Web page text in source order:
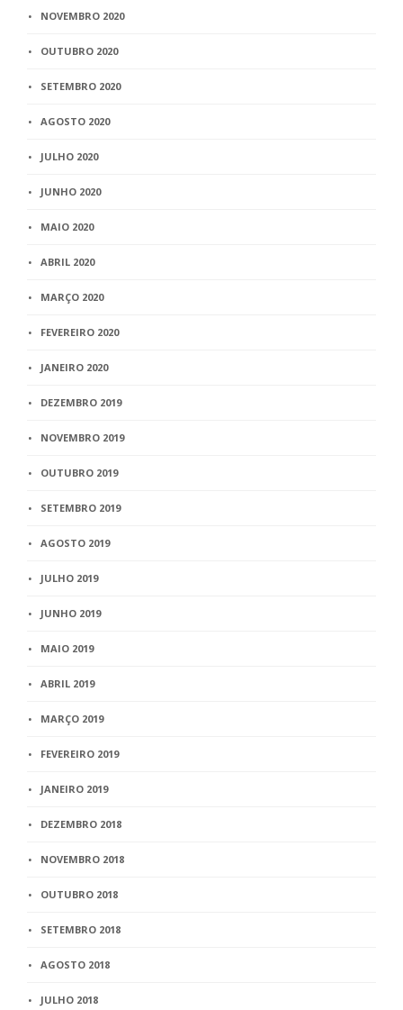
NOVEMBRO 2020
OUTUBRO 2020
SETEMBRO 2020
AGOSTO 2020
JULHO 2020
JUNHO 2020
MAIO 2020
ABRIL 2020
MARÇO 2020
FEVEREIRO 2020
JANEIRO 2020
DEZEMBRO 2019
NOVEMBRO 2019
OUTUBRO 2019
SETEMBRO 2019
AGOSTO 2019
JULHO 2019
JUNHO 2019
MAIO 2019
ABRIL 2019
MARÇO 2019
FEVEREIRO 2019
JANEIRO 2019
DEZEMBRO 2018
NOVEMBRO 2018
OUTUBRO 2018
SETEMBRO 2018
AGOSTO 2018
JULHO 2018